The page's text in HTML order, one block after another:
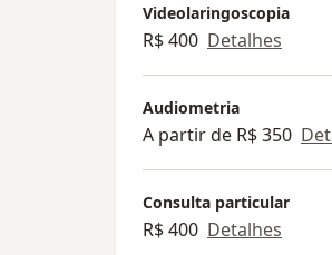
Videolaringoscopia
R$ 400 Detalhes
Audiometria
A partir de R$ 350
Consulta particular
R$ 400 Detalhes